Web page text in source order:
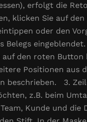
erfolgt die
klicken Sie auf
oder den
Belegs
auf den roten
Positionen aus
beschrieben. 3.
z.B. beim
Kunde und